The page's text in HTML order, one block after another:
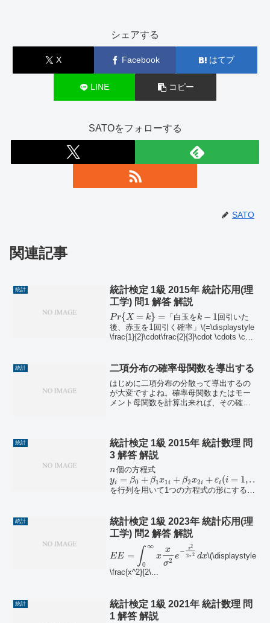
シェアする
X Facebook はてブ
LINE コピー
SATOをフォローする
SATO
関連記事
統計
統計検定 1級 2015年 統計応用(理
工学) 問1 解答 解説
Pr{X = k} = 「白玉をk − 1 回引いた
後、赤玉を1 回引く確率」\(=\displaystyle
\frac{1}{2}\cdot\frac{2}{3}\cdot \cdots \cdot
統計 二項分布の確率母関数を導出する
はじめに二項分布の分散って導出するの
が大変ですよね。確率母関数またはモー
メント母関数を計算出来れば、その確率
数、連続型確率分布なら母関...
統計
統計検定 1級 2015年 統計数理 問
3 解答 解説
n個の方程式
yi = β0 + β1x1i + β2x2i + εi (i = 1,. .
を行列を用いて1つの方程式の形にする
統計
統計検定 1級 2023年 統計応用(理
工学) 問2 解答 解説
EE = ∫ ∞
0
x
x
σ2
e
− x2
2σ2 dx\(\displaystyle
\frac{x^2}{2\...
統計
統計検定 1級 2021年 統計数理 問
1 解答 解説